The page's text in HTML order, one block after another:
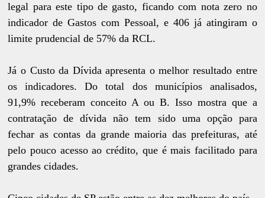
legal para este tipo de gasto, ficando com nota zero no
indicador de Gastos com Pessoal, e 406 já atingiram o
limite prudencial de 57% da RCL.
Já o Custo da Dívida apresenta o melhor resultado entre
os indicadores. Do total dos municípios analisados,
91,9% receberam conceito A ou B. Isso mostra que a
contratação de dívida não tem sido uma opção para
fechar as contas da grande maioria das prefeituras, até
pelo pouco acesso ao crédito, que é mais facilitado para
grandes cidades.